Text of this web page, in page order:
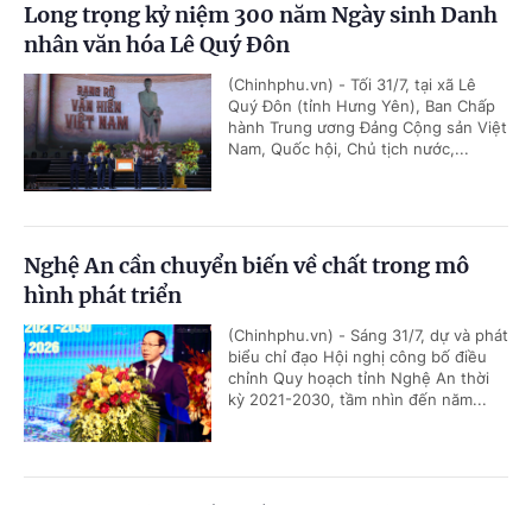
Long trọng kỷ niệm 300 năm Ngày sinh Danh
nhân văn hóa Lê Quý Đôn
(Chinhphu.vn) - Tối 31/7, tại xã Lê
Quý Đôn (tỉnh Hưng Yên), Ban Chấp
hành Trung ương Đảng Cộng sản Việt
Nam, Quốc hội, Chủ tịch nước,...
Nghệ An cần chuyển biến về chất trong mô
hình phát triển
(Chinhphu.vn) - Sáng 31/7, dự và phát
biểu chỉ đạo Hội nghị công bố điều
chỉnh Quy hoạch tỉnh Nghệ An thời
kỳ 2021-2030, tầm nhìn đến năm...